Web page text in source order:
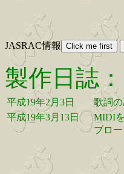
JASRAC情報
製作日誌：
平成19年2月3日
歌詞
平成19年3月13日
MIDI
ブロ